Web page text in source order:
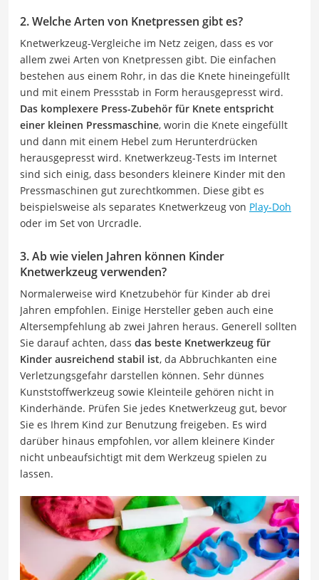
2. Welche Arten von Knetpressen gibt es?
Knetwerkzeug-Vergleiche im Netz zeigen, dass es vor
allem zwei Arten von Knetpressen gibt. Die einfachen
bestehen aus einem Rohr, in das die Knete hineingefüllt
und mit einem Pressstab in Form herausgepresst wird.
Das komplexere Press-Zubehör für Knete entspricht
einer kleinen Pressmaschine, worin die Knete eingefüllt
und dann mit einem Hebel zum Herunterdrücken
herausgepresst wird. Knetwerkzeug-Tests im Internet
sind sich einig, dass besonders kleinere Kinder mit den
Pressmaschinen gut zurechtkommen. Diese gibt es
beispielsweise als separates Knetwerkzeug von Play-Doh
oder im Set von Urcradle.
3. Ab wie vielen Jahren können Kinder
Knetwerkzeug verwenden?
Normalerweise wird Knetzubehör für Kinder ab drei
Jahren empfohlen. Einige Hersteller geben auch eine
Altersempfehlung ab zwei Jahren heraus. Generell sollten
Sie darauf achten, dass das beste Knetwerkzeug für
Kinder ausreichend stabil ist, da Abbruchkanten eine
Verletzungsgefahr darstellen können. Sehr dünnes
Kunststoffwerkzeug sowie Kleinteile gehören nicht in
Kinderhände. Prüfen Sie jedes Knetwerkzeug gut, bevor
Sie es Ihrem Kind zur Benutzung freigeben. Es wird
darüber hinaus empfohlen, vor allem kleinere Kinder
nicht unbeaufsichtigt mit dem Werkzeug spielen zu
lassen.